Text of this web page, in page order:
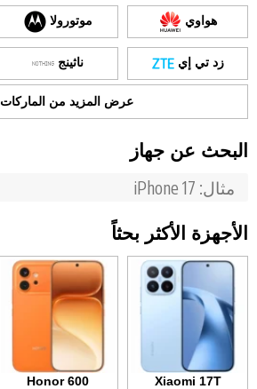
هواوي موتورولا
زد تي إي ناثينج
عرض المزيد من الماركات
البحث عن جهاز
الأجهزة الأكثر بحثاً
Xiaomi 17T
Honor 600